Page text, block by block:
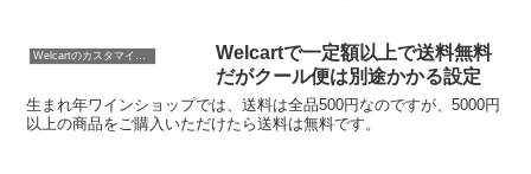
Welcartで一定額以上で送料無料
だがクール便は別途かかる設定
生まれ年ワインショップでは、送料は全品500円なのですが、5000円
以上の商品をご購入いただけたら送料は無料です。